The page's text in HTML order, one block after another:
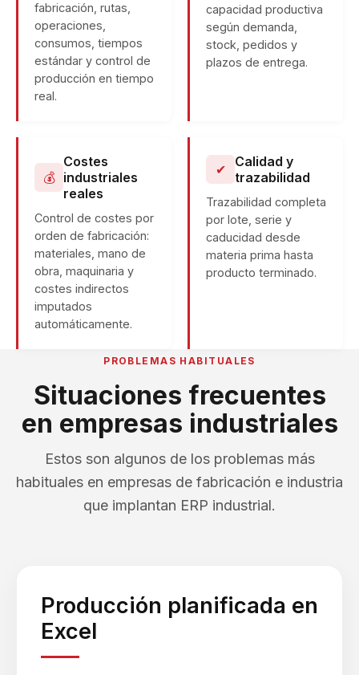
fabricación, rutas,
operaciones,
consumos, tiempos
estándar y control de
producción en tiempo
real.
capacidad productiva
según demanda,
stock, pedidos y
plazos de entrega.
💰
Costes
industriales
reales
Control de costes por
orden de fabricación:
materiales, mano de
obra, maquinaria y
costes indirectos
imputados
automáticamente.
✔
Calidad y
trazabilidad
Trazabilidad completa
por lote, serie y
caducidad desde
materia prima hasta
producto terminado.
PROBLEMAS HABITUALES
Situaciones frecuentes
en empresas industriales
Estos son algunos de los problemas más
habituales en empresas de fabricación e industria
que implantan ERP industrial.
Producción planificada en
Excel